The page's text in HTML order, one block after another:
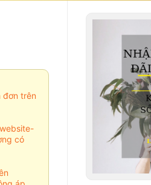
đơn trên
có